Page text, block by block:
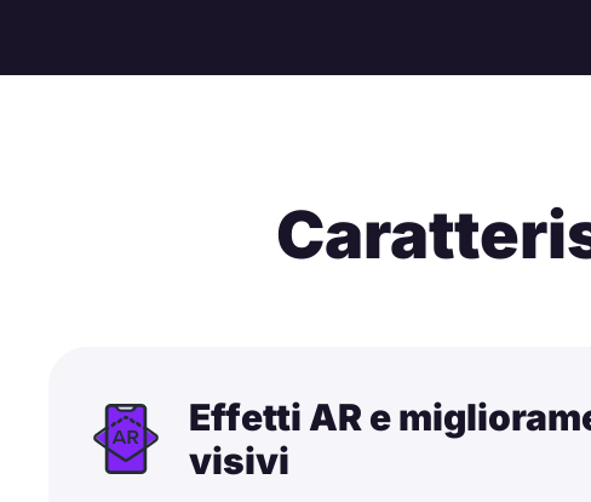
Effetti AR e
visivi